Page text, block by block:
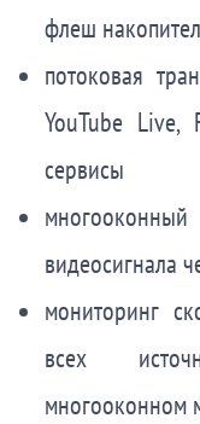
флеш
потоковая
YouTube Live,
сервисы
видеосигнала
мониторинг
всех
многооконном